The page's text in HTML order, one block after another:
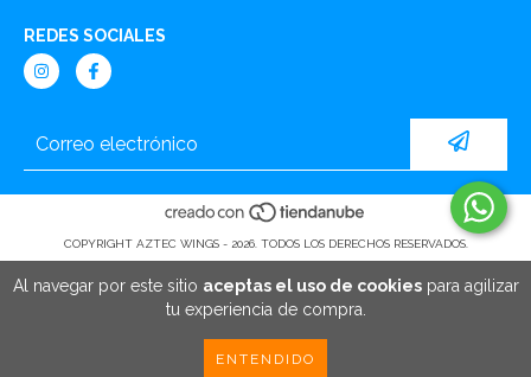
Al navegar por este sitio aceptas el uso de cookiespara agilizar
tu experiencia de compra.
ENTENDIDO
REDES SOCIALES
COPYRIGHT AZTEC WINGS - 2026. TODOS LOS DERECHOS RESERVADOS.